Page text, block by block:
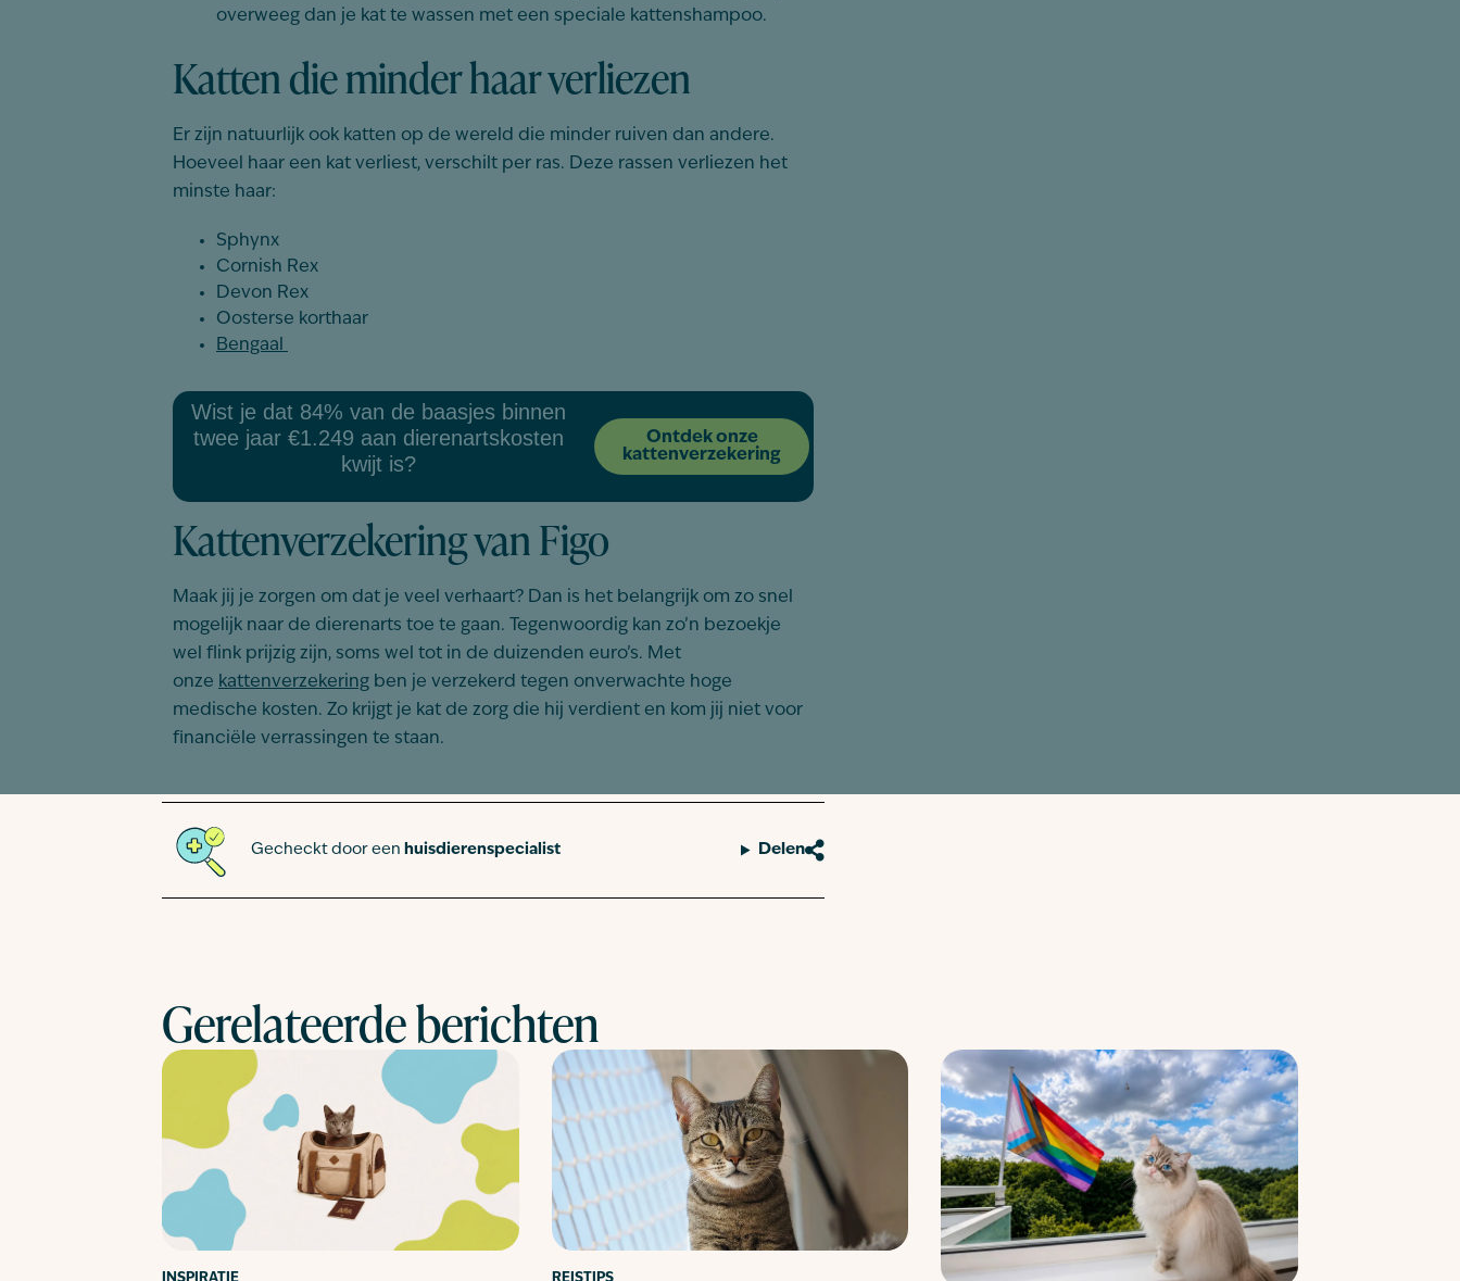
overweeg dan je kat te wassen met een speciale kattenshampoo.
Katten die minder haar verliezen
Er zijn natuurlijk ook katten op de wereld die minder ruiven dan andere.
Hoeveel haar een kat verliest, verschilt per ras. Deze rassen verliezen het
minste haar:
Sphynx
Cornish Rex
Devon Rex
Oosterse korthaar
Bengaal
Wist je dat 84% van de baasjes binnen
twee jaar €1.249 aan dierenartskosten
kwijt is?
Ontdek onze
kattenverzekering
Kattenverzekering van Figo
Maak jij je zorgen om dat je veel verhaart? Dan is het belangrijk om zo snel
mogelijk naar de dierenarts toe te gaan. Tegenwoordig kan zo’n bezoekje
wel flink prijzig zijn, soms wel tot in de duizenden euro’s. Met
onze kattenverzekering ben je verzekerd tegen onverwachte hoge
medische kosten. Zo krijgt je kat de zorg die hij verdient en kom jij niet voor
financiële verrassingen te staan.
Gecheckt door een huisdierenspecialist Delen
Gerelateerde berichten